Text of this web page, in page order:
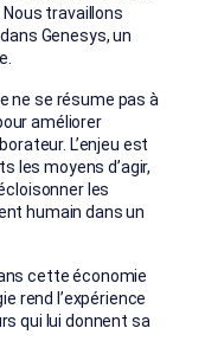
Nous travaillons
Genesys, un
ne se résume pas à
améliorer
L’enjeu est
les moyens d’agir,
les
humain dans un
cette économie
rend l’expérience
qui lui donnent sa